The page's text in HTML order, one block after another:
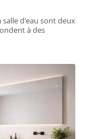
salle d'eau sont deux
à des